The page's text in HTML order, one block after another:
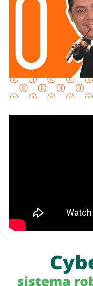
requisitos “, declaró.
Martínez Acosta
disposición para que
y pueda operar
exista una postura de
“No es un tema de
buscamos que ellos
a quienes se les ha
regularización.